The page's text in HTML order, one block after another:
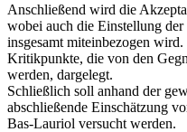
Anschließend wird die
wobei auch die Einstellung
insgesamt miteinbezogen
Kritikpunkte, die von den
werden, dargelegt.
Schließlich soll anhand der
abschließende Einschätzung
Bas-Lauriol versucht werden.